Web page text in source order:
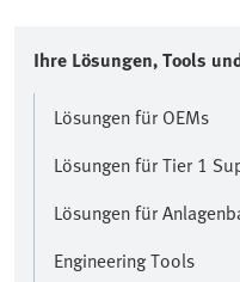
Ihre Lösungen, Tools
Lösungen für OEMs
Lösungen für Tier 1
Lösungen für
Engineering Tools